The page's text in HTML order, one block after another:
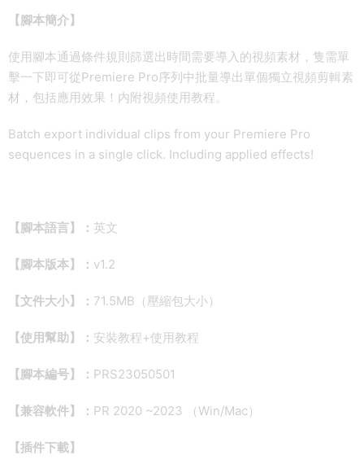
【腳本簡介】
使用腳本通過條件規則篩選出時間需要導入的視頻素材，隻需單
擊一下即可從Premiere Pro序列中批量導出單個獨立視頻剪輯素
材，包括應用效果！内附視頻使用教程。
Batch export individual clips from your Premiere Pro
sequences in a single click. Including applied effects!
【腳本語言】： 英文
【腳本版本】： v1.2
【文件大小】： 71.5MB（壓縮包大小）
【使用幫助】： 安裝教程+使用教程
【腳本編号】： PRS23050501
【兼容軟件】： PR 2020 ~2023 （Win/Mac）
【插件下載】